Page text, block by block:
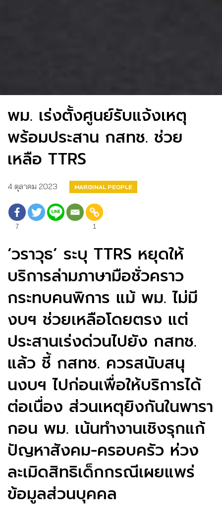
พม. เร่งตั้งศูนย์รับแจ้งเหตุ
พร้อมประสาน กสทช. ช่วย
เหลือ TTRS
4 ตุลาคม 2023 MARGINAL PEOPLE
7 1
‘วราวุธ’ ระบุ TTRS หยุดให้
บริการล่ามภาษามือชั่วคราว
กระทบคนพิการ แม้ พม. ไม่มี
งบฯ ช่วยเหลือโดยตรง แต่
ประสานเร่งด่วนไปยัง กสทช.
แล้ว ชี้ กสทช. ควรสนับสนุ
นงบฯ ไปก่อนเพื่อให้บริการได้
ต่อเนื่อง ส่วนเหตุยิงกันในพารา
กอน พม. เน้นทำงานเชิงรุกแก้
ปัญหาสังคม-ครอบครัว ห่วง
ละเมิดสิทธิเด็กกรณีเผยแพร่
ข้อมูลส่วนบุคคล